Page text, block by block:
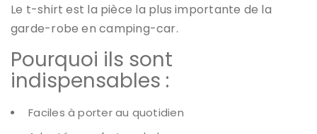
Le t-shirt est la pièce la plus importante de la
garde-robe en camping-car.
Pourquoi ils sont
indispensables :
Faciles à porter au quotidien